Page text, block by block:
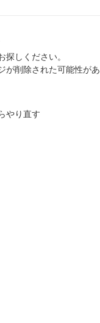
しください。
が削除された可能性があ
やり直す